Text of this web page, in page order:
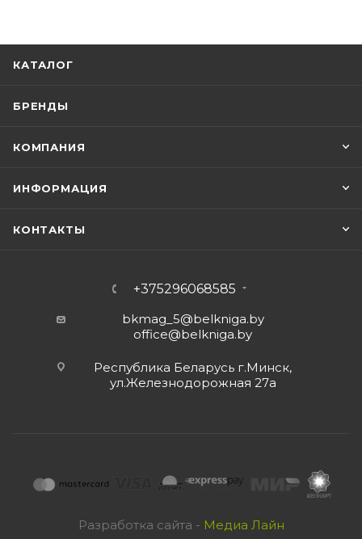
КАТАЛОГ
БРЕНДЫ
КОМПАНИЯ
ИНФОРМАЦИЯ
КОНТАКТЫ
+375296068585
bkmag_5@belkniga.by
office@belkniga.by
Республика Беларусь г.Минск,
ул.Железнодорожная 27а
Разработка сайта - Медиа Лайн